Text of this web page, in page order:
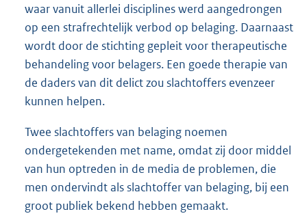
waar vanuit allerlei disciplines werd aangedrongen
op een strafrechtelijk verbod op belaging. Daarnaast
wordt door de stichting gepleit voor therapeutische
behandeling voor belagers. Een goede therapie van
de daders van dit delict zou slachtoffers evenzeer
kunnen helpen.
Twee slachtoffers van belaging noemen
ondergetekenden met name, omdat zij door middel
van hun optreden in de media de problemen, die
men ondervindt als slachtoffer van belaging, bij een
groot publiek bekend hebben gemaakt.